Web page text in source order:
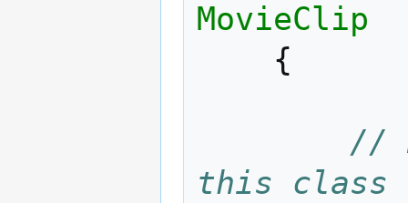
MovieClip
{
//
this class